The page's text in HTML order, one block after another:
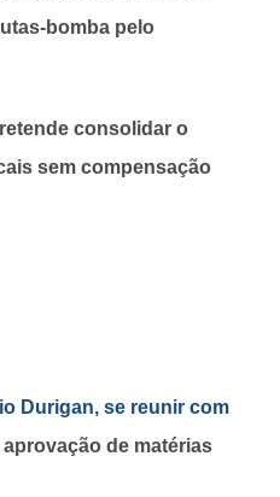
bomba pelo
consolidar o
sem compensação
Durigan, se reunir com
de matérias